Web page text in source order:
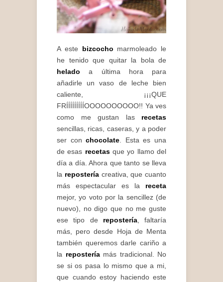
A este bizcocho marmoleado le
he tenido que quitar la bola de
helado a última hora para
añadirle un vaso de leche bien
caliente, ¡¡¡QUE
FRÍÍÍÍÍÍÍÍÍOOOOOOOOOO!! Ya ves
como me gustan las recetas
sencillas, ricas, caseras, y a poder
ser conchocolate. Esta es una
de esas recetasque yo llamo del
día a día. Ahora que tanto se lleva
la reposteríacreativa, que cuanto
más espectacular es la receta
mejor, yo voto por la sencillez (de
nuevo), no digo que no me guste
ese tipo de repostería, faltaría
más, pero desde Hoja de Menta
también queremos darle cariño a
la reposteríamás tradicional. No
se si os pasa lo mismo que a mi,
que cuando estoy haciendo este